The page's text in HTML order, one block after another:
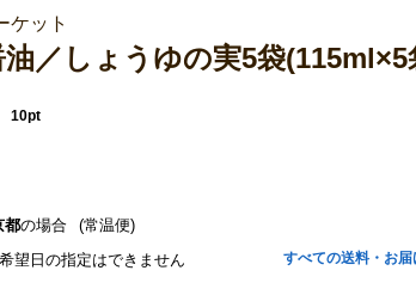
ケット
／しょうゆの実5袋(115ml×5
10pt
都の場合
(常温便)
望日の指定はできません
すべての送料・お